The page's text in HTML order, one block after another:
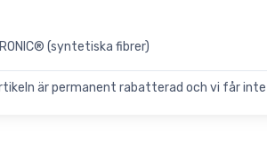
(syntetiska fibrer)
är permanent rabatterad och vi får